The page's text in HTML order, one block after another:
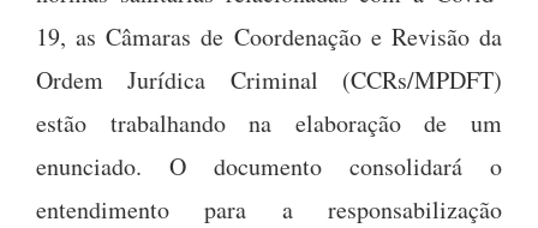
19, as Câmaras de Coordenação e Revisão da
Ordem Jurídica Criminal (CCRs/MPDFT)
estão trabalhando na elaboração de um
enunciado. O documento consolidará o
entendimento para a responsabilização